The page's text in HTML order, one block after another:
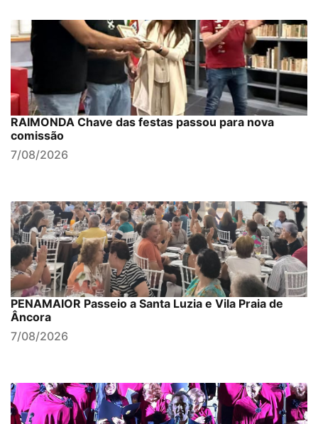
RAIMONDA Chave das festas passou para nova
comissão
7/08/2026
PENAMAIOR Passeio a Santa Luzia e Vila Praia de
Âncora
7/08/2026